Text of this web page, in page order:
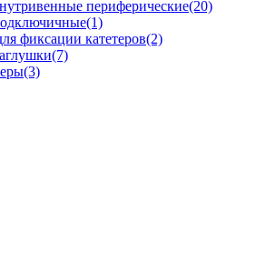
периферические(20)
(1)
фиксации катетеров(2)
(7)
(3)